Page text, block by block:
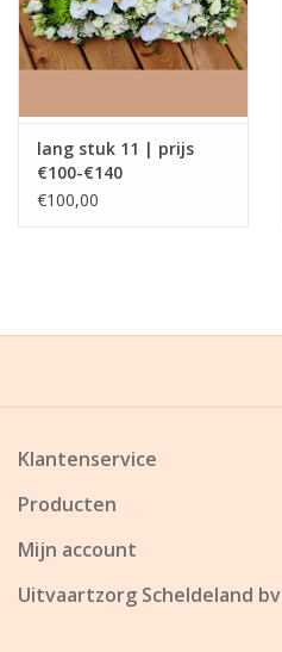
lang stuk 11 | prijs
€100-€140
€100,00
Klantenservice
Producten
Mijn account
Uitvaartzorg Scheldeland bv